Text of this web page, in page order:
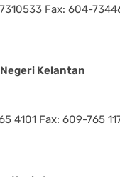
Fax: 604-
Kelantan
4101 Fax: 609-765